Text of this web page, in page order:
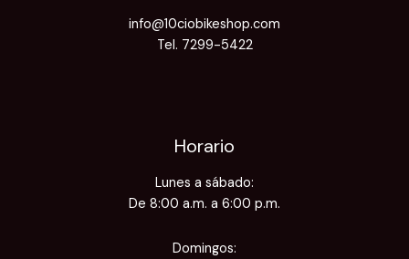
info@10ciobikeshop.com
Tel. 7299-5422
Horario
Lunes a sábado:
De 8:00 a.m. a 6:00 p.m.
Domingos: